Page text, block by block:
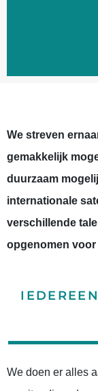
We streven
gemakkelijk
duurzaam
internationale
verschillende
opgenomen
We doen er alles